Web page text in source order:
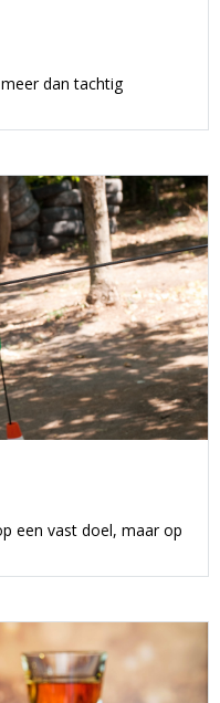
dan tachtig
een vast doel, maar op